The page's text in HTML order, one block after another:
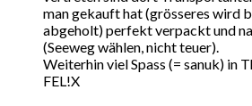
man gekauft hat (grösseres wird
abgeholt) perfekt verpackt und
(Seeweg wählen, nicht teuer).
Weiterhin viel Spass (= sanuk) in
FEL!X